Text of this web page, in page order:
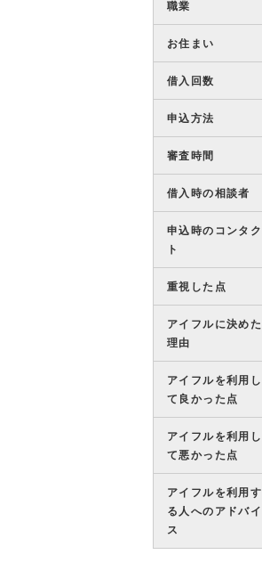
職業
お住まい
借入回数
申込方法
審査時間
借入時の相談者
申込時のコンタク
ト
重視した点
アイフルに決めた
理由
アイフルを利用し
て良かった点
アイフルを利用し
て悪かった点
アイフルを利用す
る人へのアドバイ
ス